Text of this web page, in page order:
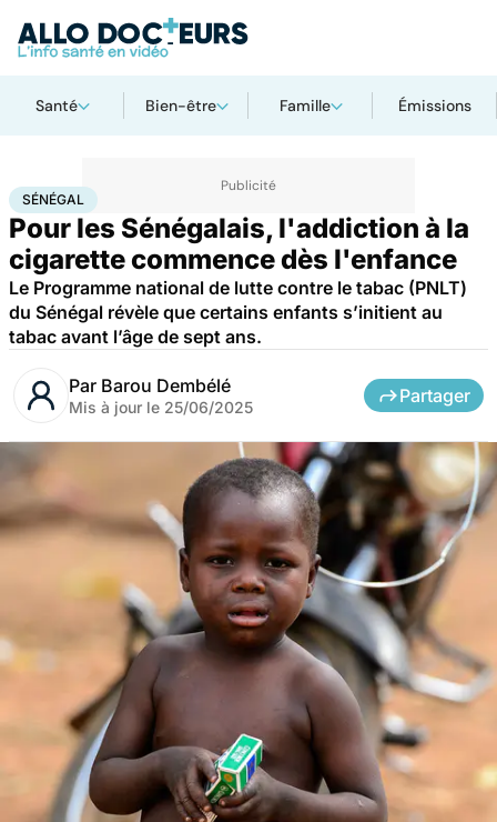
Santé Bien-être Famille Émissions
AccueilSanté Drogues et addictions
SÉNÉGAL
Pour les Sénégalais, l'addiction à la
cigarette commence dès l'enfance
Le Programme national de lutte contre le tabac (PNLT)
du Sénégal révèle que certains enfants s’initient au
tabac avant l’âge de sept ans.
Par Barou Dembélé
Mis à jour le 25/06/2025
Partager